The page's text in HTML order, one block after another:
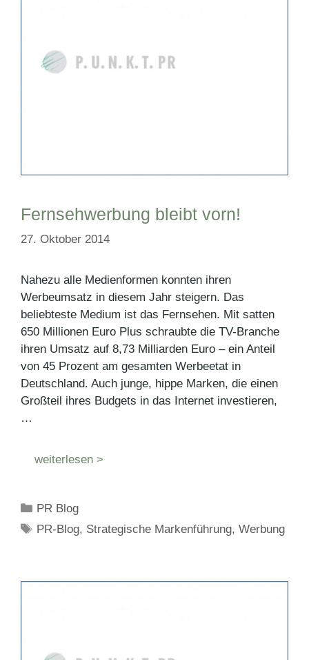
Fernsehwerbung bleibt vorn!
27. Oktober 2014
Nahezu alle Medienformen konnten ihren
Werbeumsatz in diesem Jahr steigern. Das
beliebteste Medium ist das Fernsehen. Mit satten
650 Millionen Euro Plus schraubte die TV-Branche
ihren Umsatz auf 8,73 Milliarden Euro – ein Anteil
von 45 Prozent am gesamten Werbeetat in
Deutschland. Auch junge, hippe Marken, die einen
Großteil ihres Budgets in das Internet investieren,
…
weiterlesen >
Kategorien
PR Blog
Schlagwörter
PR-Blog, Strategische Markenführung,Werbung